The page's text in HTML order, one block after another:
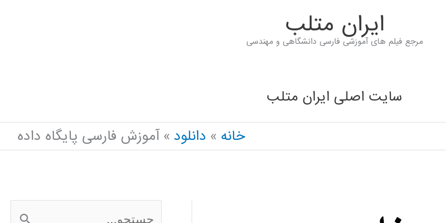
ايران متلب
مرجع فیلم های آموزشی فارسی دانشگاهی و مهندسی
سایت اصلی ایران متلب
خانه
دانلود آموزش فارسی پایگاه داده